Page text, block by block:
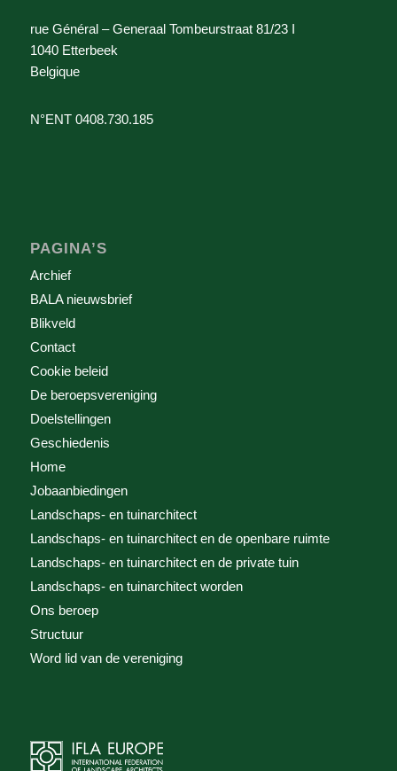
rue Général – Generaal Tombeurstraat 81/23 I
1040 Etterbeek
Belgique
N°ENT 0408.730.185
PAGINA’S
Archief
BALA nieuwsbrief
Blikveld
Contact
Cookie beleid
De beroepsvereniging
Doelstellingen
Geschiedenis
Home
Jobaanbiedingen
Landschaps- en tuinarchitect
Landschaps- en tuinarchitect en de openbare ruimte
Landschaps- en tuinarchitect en de private tuin
Landschaps- en tuinarchitect worden
Ons beroep
Structuur
Word lid van de vereniging